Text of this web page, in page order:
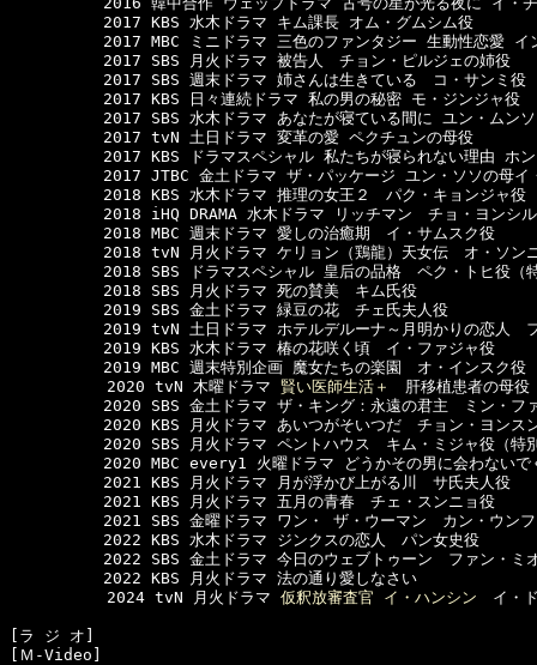
2017 KBS 水木ドラマ キム課長 オム・グムシム役
2017 MBC ミニドラマ 三色のファンタジー 生動性恋愛 イン
2017 SBS 月火ドラマ 被告人　チョン・ピルジェの姉役
2017 SBS 週末ドラマ 姉さんは生きている　コ・サンミ役
2017 KBS 日々連続ドラマ 私の男の秘密 モ・ジンジャ役
2017 SBS 水木ドラマ あなたが寝ている間に ユン・ムンソ
2017 tvN 土日ドラマ 変革の愛 ペクチュンの母役
2017 KBS ドラマスペシャル 私たちが寝られない理由 ホン
2017 JTBC 金土ドラマ ザ・パッケージ ユン・ソソの母イ・
2018 KBS 水木ドラマ 推理の女王２　パク・キョンジャ役
2018 iHQ DRAMA 水木ドラマ リッチマン　チョ・ヨンシル
2018 MBC 週末ドラマ 愛しの治癒期　イ・サムスク役
2018 tvN 月火ドラマ ケリョン（鶏龍）天女伝　オ・ソン
2018 SBS ドラマスペシャル 皇后の品格　ペク・トヒ役（特
2018 SBS 月火ドラマ 死の賛美　キム氏役
2019 SBS 金土ドラマ 緑豆の花　チェ氏夫人役
2019 tvN 土日ドラマ ホテルデルーナ～月明かりの恋人　ファ
2019 KBS 水木ドラマ 椿の花咲く頃　イ・ファジャ役
2019 MBC 週末特別企画 魔女たちの楽園　オ・インスク役
  　　　　　2020 tvN 木曜ドラマ
賢い医師生活＋
肝移植患者の母役
2020 SBS 金土ドラマ ザ・キング：永遠の君主　ミン・ファヨ
2020 KBS 月火ドラマ あいつがそいつだ　チョン・ヨンス
2020 SBS 月火ドラマ ペントハウス　キム・ミジャ役（特別
2020 MBC every1 火曜ドラマ どうかその男に会わないでく
2021 KBS 月火ドラマ 月が浮かび上がる川　サ氏夫人役
2021 KBS 月火ドラマ 五月の青春　チェ・スンニョ役
2021 SBS 金曜ドラマ ワン・ ザ・ウーマン　カン・ウンフ
2022 KBS 水木ドラマ ジンクスの恋人　パン女史役
2022 SBS 金土ドラマ 今日のウェブトゥーン　ファン・ミ
2022 KBS 月火ドラマ 法の通り愛しなさい
  　　　　　2024 tvN 月火ドラマ
仮釈放審査官 イ・ハンシン イ・
[ラ ジ オ]
[Ｍ-Video]